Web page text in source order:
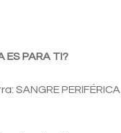
ES PARA TI?
SANGRE PERIFÉRICA